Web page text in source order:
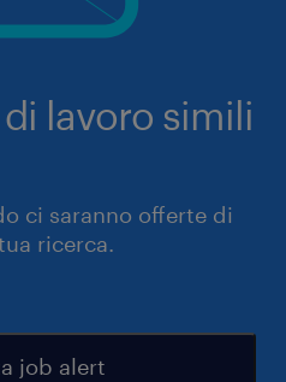
lavoro simili
ci saranno offerte di
ricerca.
job alert